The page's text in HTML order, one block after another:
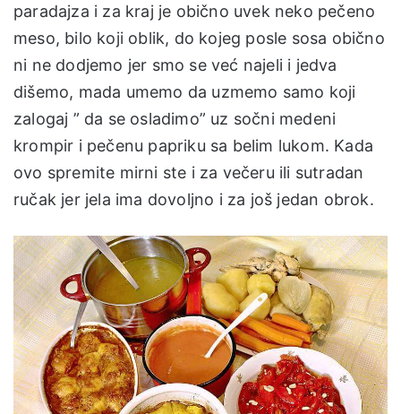
paradajza i za kraj je obično uvek neko pečeno
meso, bilo koji oblik, do kojeg posle sosa obično
ni ne dodjemo jer smo se već najeli i jedva
dišemo, mada umemo da uzmemo samo koji
zalogaj ” da se osladimo” uz sočni medeni
krompir i pečenu papriku sa belim lukom. Kada
ovo spremite mirni ste i za večeru ili sutradan
ručak jer jela ima dovoljno i za još jedan obrok.